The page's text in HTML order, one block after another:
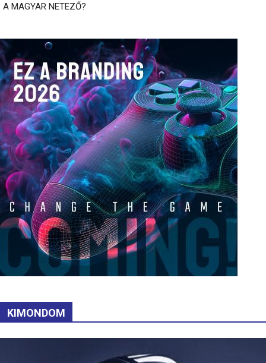
A MAGYAR NETEZŐ?
KIMONDOM